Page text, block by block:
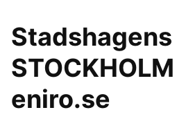
Stadshagens
eniro.se